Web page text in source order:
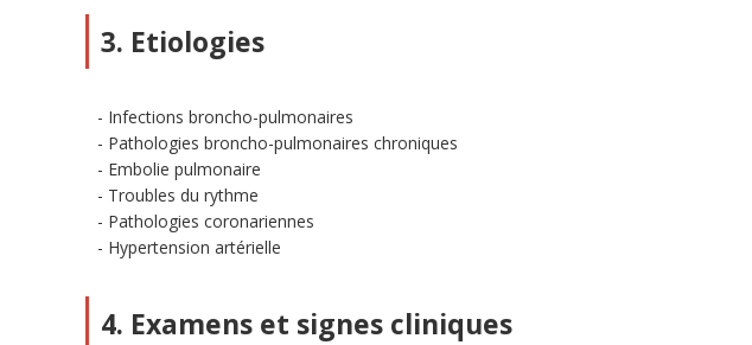
3. Etiologies
Infections broncho-pulmonaires
Pathologies broncho-pulmonaires chroniques
Embolie pulmonaire
Troubles du rythme
Pathologies coronariennes
Hypertension artérielle
4. Examens et signes cliniques